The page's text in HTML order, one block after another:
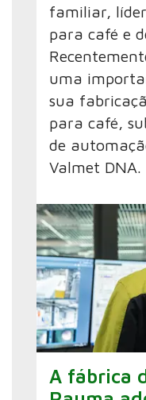
familiar,
para café e
uma
sua
para café,
de
Valmet DNA.
A fábrica